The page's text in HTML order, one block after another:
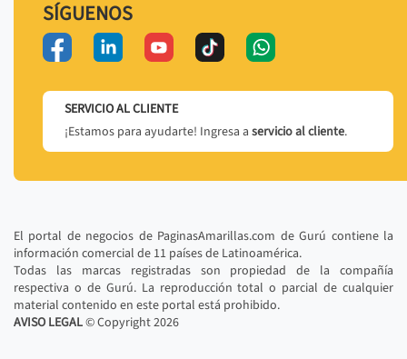
SÍGUENOS
SERVICIO AL CLIENTE
¡Estamos para ayudarte! Ingresa a servicio al cliente.
El portal de negocios de PaginasAmarillas.com de Gurú contiene la
información comercial de 11 países de Latinoamérica.
Todas las marcas registradas son propiedad de la compañía
respectiva o de Gurú. La reproducción total o parcial de cualquier
material contenido en este portal está prohibido.
AVISO LEGAL© Copyright2026